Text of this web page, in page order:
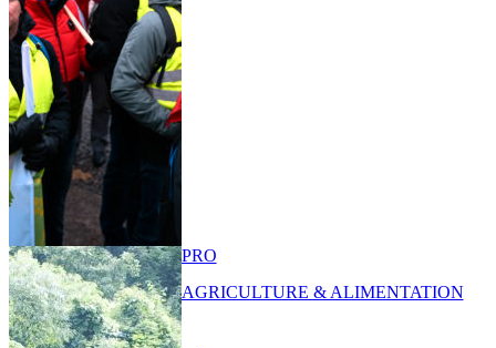
PRO
AGRICULTURE & ALIMENTATION